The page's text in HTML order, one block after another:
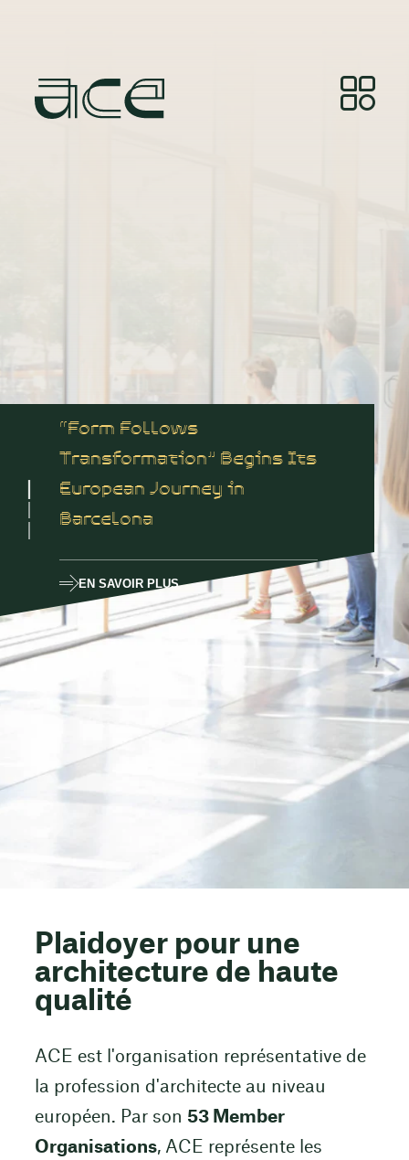
“Form Follows
Transformation” Begins Its
European Journey in
Barcelona
EN SAVOIR PLUS
Plaidoyer pour une
architecture de haute
qualité
ACE est l'organisation représentative de
la profession d'architecte au niveau
européen. Par son 53 Member
Organisations, ACE représente les